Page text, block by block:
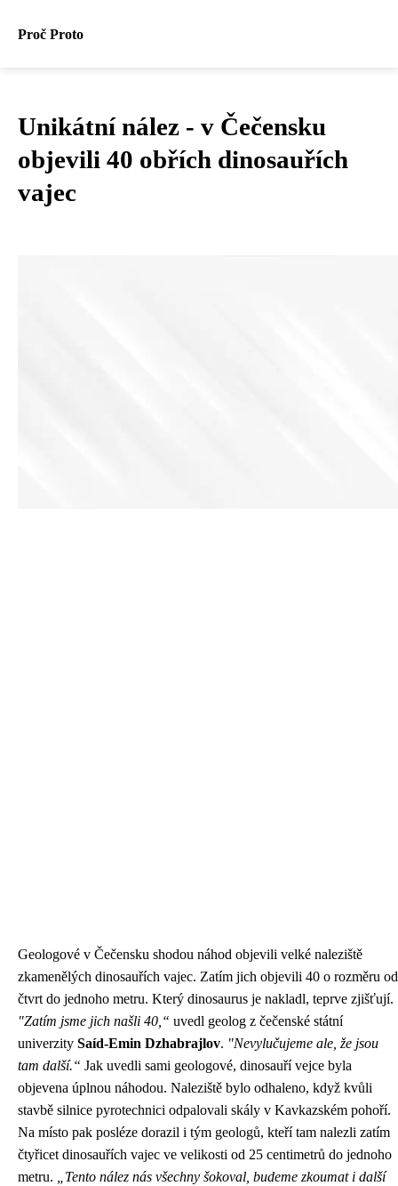
Proč Proto
Unikátní nález - v Čečensku
objevili 40 obřích dinosauřích
vajec
Geologové v Čečensku shodou náhod objevili velké naleziště
zkamenělých dinosauřích vajec. Zatím jich objevili 40 o rozměru od
čtvrt do jednoho metru. Který dinosaurus je nakladl, teprve zjišťují.
"Zatím jsme jich našli 40,“ uvedl geolog z čečenské státní
univerzity Saíd-Emin Dzhabrajlov. "Nevylučujeme ale, že jsou
tam další.“ Jak uvedli sami geologové, dinosauří vejce byla
objevena úplnou náhodou. Naleziště bylo odhaleno, když kvůli
stavbě silnice pyrotechnici odpalovali skály v Kavkazském pohoří.
Na místo pak posléze dorazil i tým geologů, kteří tam nalezli zatím
čtyřicet dinosauřích vajec ve velikosti od 25 centimetrů do jednoho
metru.
„Tento nález nás všechny šokoval, budeme zkoumat i další